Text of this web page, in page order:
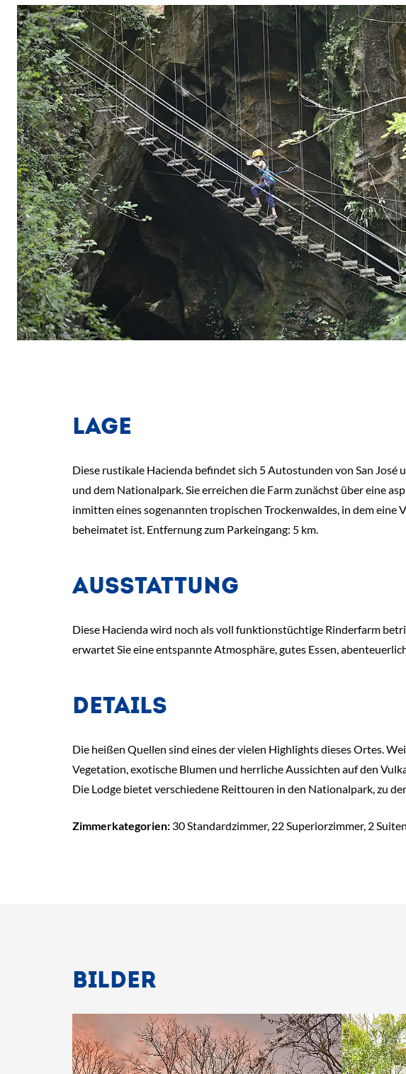
LAGE
Diese rustikale Hacienda befindet sich 5 Autostunden von San
und dem Nationalpark. Sie erreichen die Farm zunächst über eine
inmitten eines sogenannten tropischen Trockenwaldes, in dem eine
beheimatet ist. Entfernung zum Parkeingang: 5 km.
AUSSTATTUNG
Diese Hacienda wird noch als voll funktionstüchtige Rinderfarm
erwartet Sie eine entspannte Atmosphäre, gutes Essen,
DETAILS
Die heißen Quellen sind eines der vielen Highlights dieses Ortes.
Vegetation, exotische Blumen und herrliche Aussichten auf den
Die Lodge bietet verschiedene Reittouren in den Nationalpark, zu
Zimmerkategorien: 30 Standardzimmer, 22 Superiorzimmer, 2 Suiten
BILDER